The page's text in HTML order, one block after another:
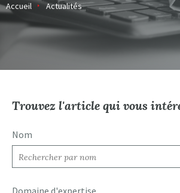
Accueil Actualités
Trouvez l'article qui vous
Nom